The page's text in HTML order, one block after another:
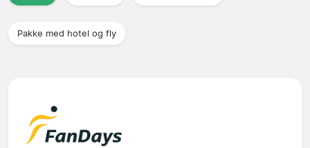
Pakke med hotel og fly